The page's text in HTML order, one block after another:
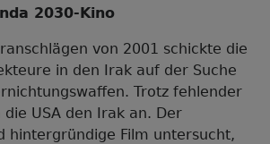
2030-Kino
von 2001 schickte die
in den Irak auf der Suche
Trotz fehlender
USA den Irak an. Der
hintergründige Film untersucht,